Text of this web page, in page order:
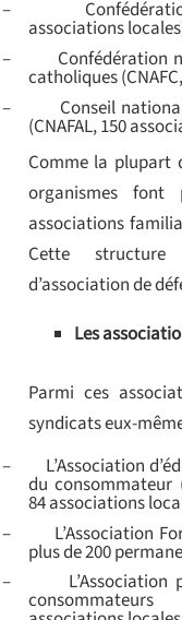
–
associations
–
Confédération
catholiques
–
Conseil
(CNAFAL, 150
Comme la plupart
organismes font
associations
Cette structure
d’association de
Les
Parmi ces
syndicats eux-
–
L’Association
du consommateur
84 associations
–
L’Association
plus de 200
–
consommateurs